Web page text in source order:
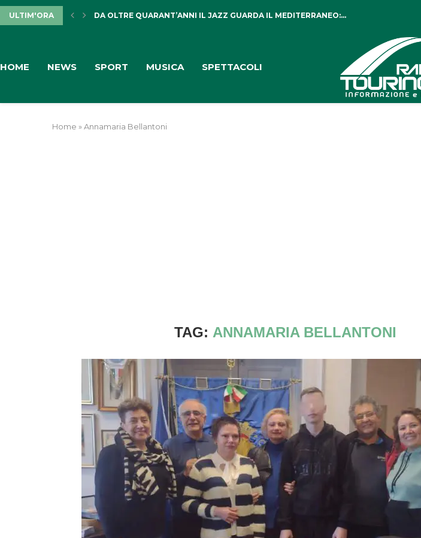
ULTIM'ORA DA OLTRE QUARANT’ANNI IL JAZZ GUARDA IL MEDITERRANEO:...
HOME NEWS SPORT MUSICA SPETTACOLI
Home »Annamaria Bellantoni
TAG: ANNAMARIA BELLANTONI